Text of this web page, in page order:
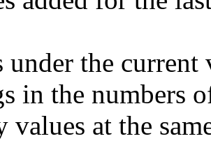
under the
in the numbers
values at the